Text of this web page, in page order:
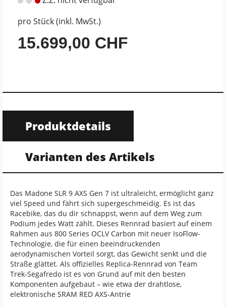
pro Stück (inkl. MwSt.)
15.699,00 CHF
Produktdetails
Varianten des Artikels
Das Madone SLR 9 AXS Gen 7 ist ultraleicht, ermöglicht ganz
viel Speed und fährt sich supergeschmeidig. Es ist das
Racebike, das du dir schnappst, wenn auf dem Weg zum
Podium jedes Watt zählt. Dieses Rennrad basiert auf einem
Rahmen aus 800 Series OCLV Carbon mit neuer IsoFlow-
Technologie, die für einen beeindruckenden
aerodynamischen Vorteil sorgt, das Gewicht senkt und die
Straße glättet. Als offizielles Replica-Rennrad von Team
Trek-Segafredo ist es von Grund auf mit den besten
Komponenten aufgebaut – wie etwa der drahtlose,
elektronische SRAM RED AXS-Antrie